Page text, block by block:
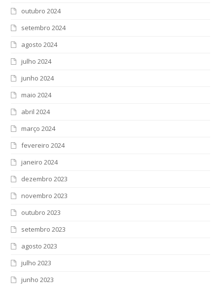
outubro 2024
setembro 2024
agosto 2024
julho 2024
junho 2024
maio 2024
abril 2024
março 2024
fevereiro 2024
janeiro 2024
dezembro 2023
novembro 2023
outubro 2023
setembro 2023
agosto 2023
julho 2023
junho 2023